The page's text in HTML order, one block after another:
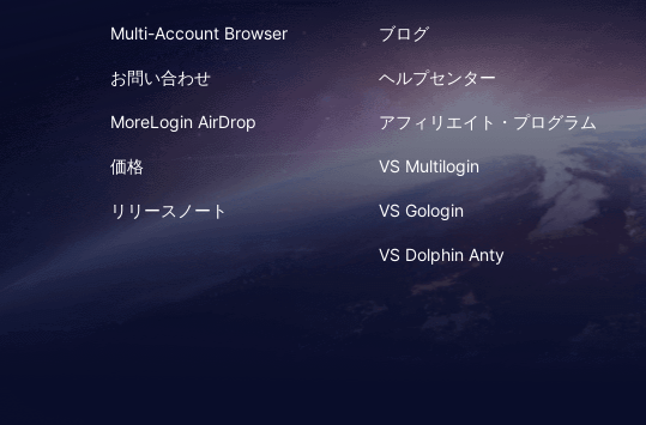
Multi-Account Browser
お問い合わせ
MoreLogin AirDrop
価格
リリースノート
ブログ
ヘルプセンター
アフィリエイト・プログラム
VS Multilogin
VS Gologin
VS Dolphin Anty